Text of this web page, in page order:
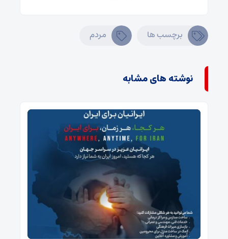
برچسب ها مردم
نوشته های مشابه